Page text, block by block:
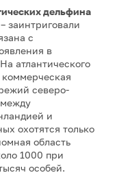
дельфина
заинтриговали
с
в
атлантического
коммерческая
северо-
и
охотятся только
область
1000 при
особей.